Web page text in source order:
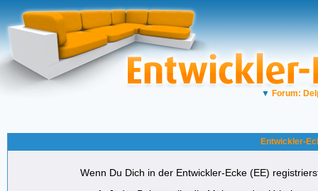
▼ Forum:
Entwickler-
Wenn Du Dich in der Entwickler-Ecke (EE)